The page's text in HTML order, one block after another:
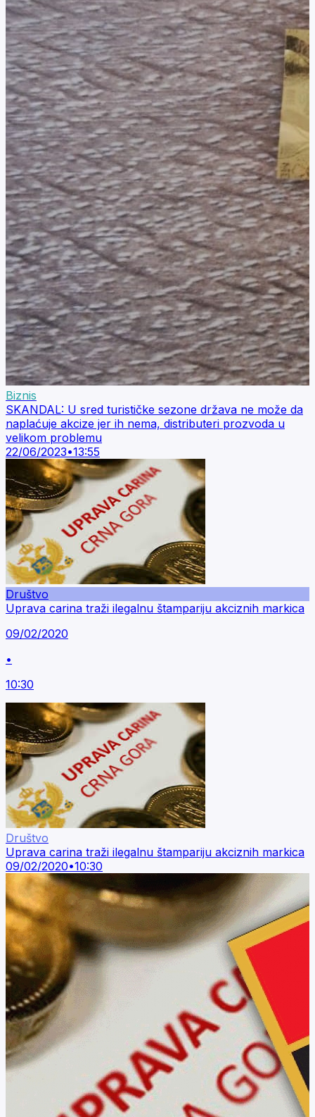
Biznis
SKANDAL: U sred turističke sezone država ne može da
naplaćuje akcize jer ih nema, distributeri prozvoda u
velikom problemu
22/06/2023•13:55
Društvo
Uprava carina traži ilegalnu štampariju akciznih markica
09/02/2020
•
10:30
Društvo
Uprava carina traži ilegalnu štampariju akciznih markica
09/02/2020•10:30